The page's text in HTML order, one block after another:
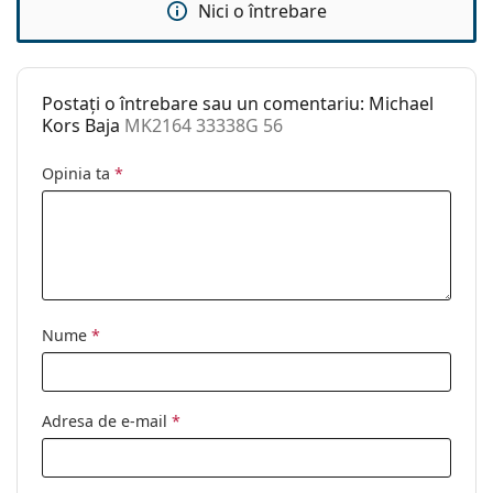
Brand:
Michael Kors
Cod:
MK2164 33338G 56
Nici o întrebare
Postați o întrebare sau un comentariu: Michael
Kors Baja MK2164 33338G 56
Opinia ta *
Nume *
Adresa de e-mail *